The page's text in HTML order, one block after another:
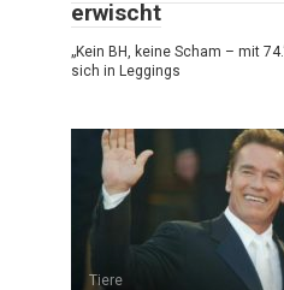
erwischt
„Kein BH, keine Scham – mit
sich in Leggings
Tiere